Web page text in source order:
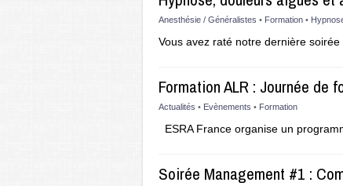
Anesthésie / Généralistes • Formation •
Vous avez raté notre dernière soirée
Formation ALR : Journée de
Actualités • Evènements • Formation
ESRA France organise un
Soirée Management #1 :